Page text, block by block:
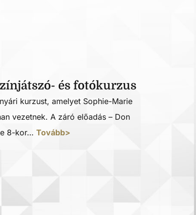
és fotókurzus
kurzust, amelyet Sophie-Marie
vezetnek. A záró előadás – Don
8-kor… Tovább>